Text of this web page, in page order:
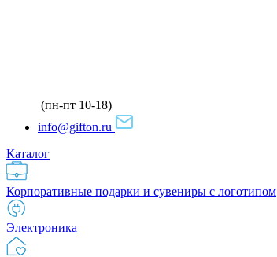
(пн-пт 10-18)
info@gifton.ru
Каталог
Корпоративные подарки и сувениры с логотипом
Электроника